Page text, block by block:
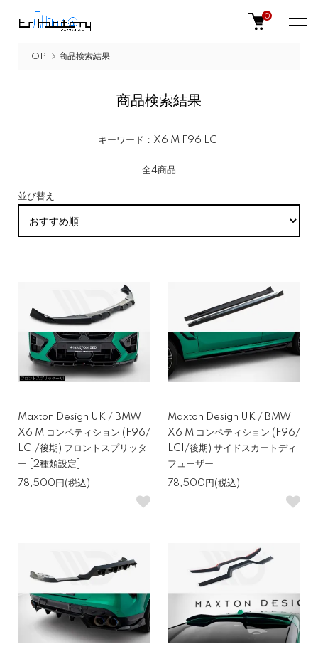
0
TOP 商品検索結果
商品検索結果
キーワード：X6 M F96 LCI
全4商品
並び替え
Maxton Design UK / BMW
X6 M コンペティション (F96/
LCI/後期) フロントスプリッタ
ー [2種類設定]
78,500円(税込)
Maxton Design UK / BMW
X6 M コンペティション (F96/
LCI/後期) サイドスカートディ
フューザー
78,500円(税込)